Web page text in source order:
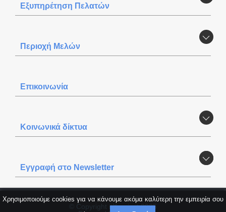
Χρησιμοποιούμε cookies για να κάνουμε ακόμα καλύτερη την εμπειρία σου
Εξυπηρέτηση Πελατών
Περιοχή Mελών
Επικοινωνία
Κοινωνικά δίκτυα
Εγγραφή στο Newsletter
© Copyright itXproject 2025